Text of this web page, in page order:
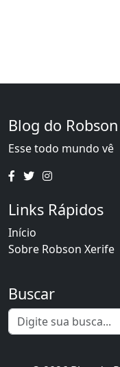
Blog do
Esse todo mundo vê
Links Rápidos
Início
Sobre Robson Xerife
Buscar